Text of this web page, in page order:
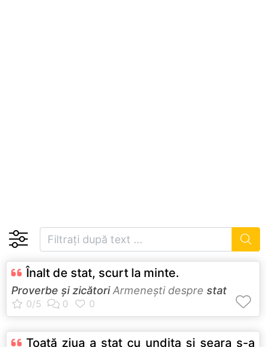
Înalt de stat, scurt la minte.
Proverbe și zicătoriArmeneşti despre stat
Toată ziua a stat cu undiţa şi seara s-a